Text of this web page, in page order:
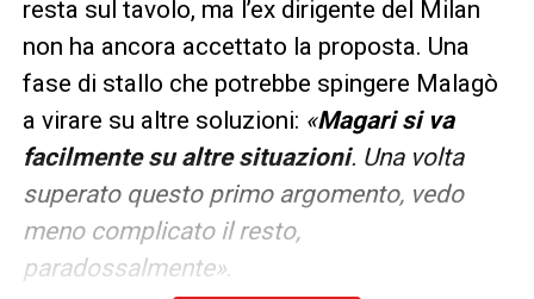
resta sul tavolo, ma l’ex dirigente del Milan
non ha ancora accettato la proposta. Una
fase di stallo che potrebbe spingere Malagò
a virare su altre soluzioni: «Magari si va
facilmente su altre situazioni. Una volta
superato questo primo argomento, vedo
meno complicato il resto,
paradossalmente».